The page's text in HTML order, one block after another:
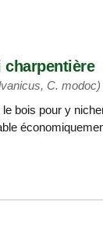
charpentière
C. modoc)
bois pour y